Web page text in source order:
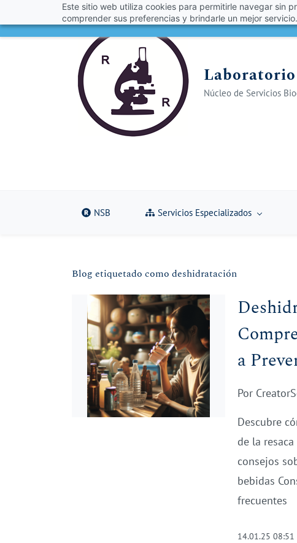
Este sitio web utiliza cookies para permitirle navegar sin
comprender sus preferencias y brindarle un mejor servicio.
to
to
Núcleo de Servicios
NSB Servicios Especializados
Blog etiquetado como deshidratación
a
Por
Descubre
de la
consejos
bebidas
frecuentes
14.01.25
¡Obtén